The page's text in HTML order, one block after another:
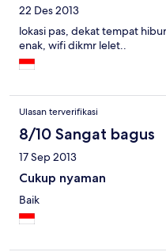
22 Des 2013
lokasi pas, dekat tempat
enak, wifi dikmr lelet..
Ulasan terverifikasi
8/10 Sangat bagus
17 Sep 2013
Cukup nyaman
Baik